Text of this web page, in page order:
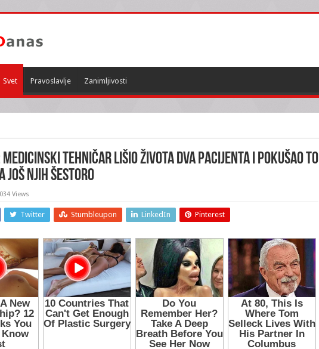
Svet Pravoslavlje Zanimljivosti
Medicinski tehničar lišio života dva pacijenta i pokušao to
još njih šestoro
Views
Twitter Stumbleupon LinkedIn Pinterest